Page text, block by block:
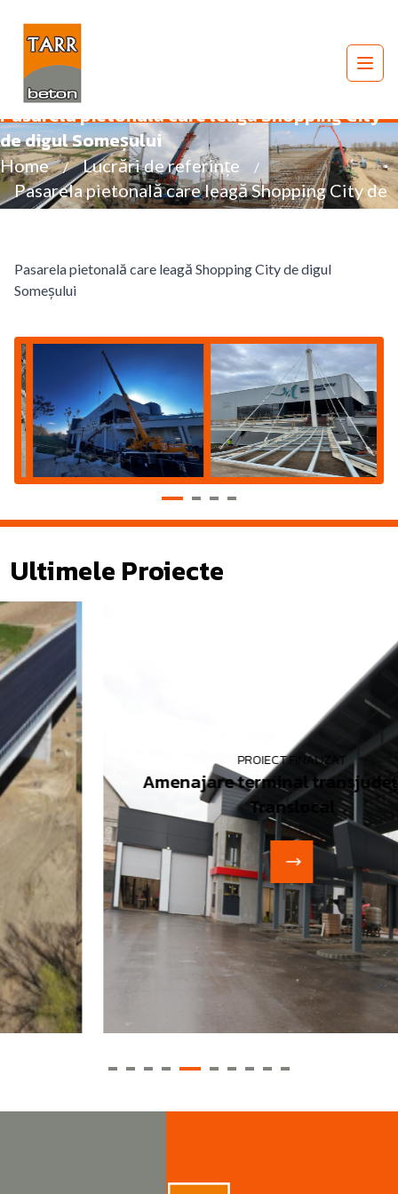
Pasarela pietonală care leagă Shopping City
de digul Someșului
Home / Lucrări de referințe /
Pasarela pietonală care leagă Shopping City de
digul Someșului
Pasarela pietonală care leagă Shopping City de digul
Someșului
Ultimele Proiecte
PROIECT FINALIZAT
Amenajare terminal transjudețean -
Translocal